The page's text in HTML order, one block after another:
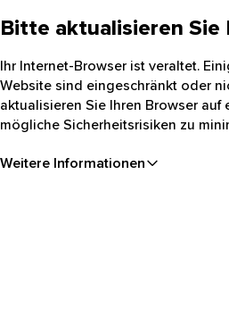
Bitte aktualisieren Sie
Ihr Internet-Browser ist veraltet.
Website sind eingeschränkt oder
aktualisieren Sie Ihren Browser auf
mögliche Sicherheitsrisiken zu
Weitere Informationen